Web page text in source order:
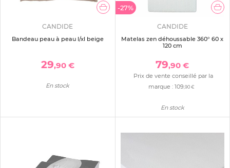
CANDIDE
Bandeau peau à peau l/xl beige
29,90 €
En stock
-27%
CANDIDE
Matelas zen déhoussable 360° 60 x
120 cm
79,90 €
Prix de vente conseillé par la
marque : 109,90 €
En stock